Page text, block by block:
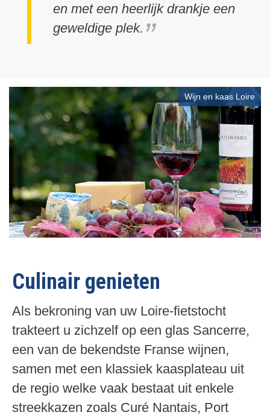
en met een heerlijk drankje een
geweldige plek.
Culinair genieten
Als bekroning van uw Loire-fietstocht
trakteert u zichzelf op een glas Sancerre,
een van de bekendste Franse wijnen,
samen met een klassiek kaasplateau uit
de regio welke vaak bestaat uit enkele
streekkazen zoals Curé Nantais, Port
Wijn en kaas Loire